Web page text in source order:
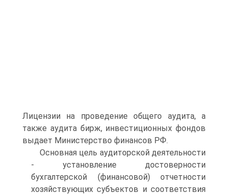
Лицензии на проведение общего аудита, а
также аудита бирж, инвестиционных фондов
выдает Министерство финансов РФ.
Основная цель аудиторской деятельности
- установление достовер­ности
бухгалтерской (финансовой) отчетности
хозяйствующих субъектов и соответствия